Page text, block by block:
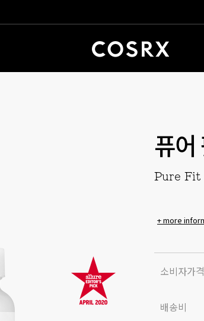
퓨
Pure Fit
+ more
소비자가격
배송비